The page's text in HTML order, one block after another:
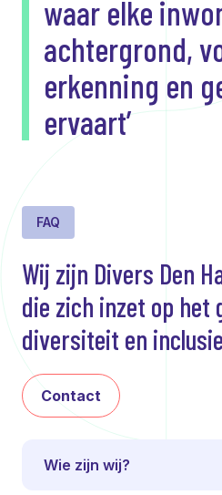
waar elke
achtergrond,
erkenning en
ervaart’
FAQ
Wij zijn Divers Den
die zich inzet op het
diversiteit en inclusie
Contact
Wie zijn wij?